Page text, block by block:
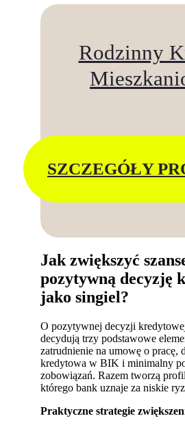
Rodzinny
SZCZEGÓŁY
Jak zwiększyć
pozytywną decyzję
jako singiel?
O pozytywnej decyzji
decydują trzy podstawowe
zatrudnienie na umowę o pracę,
kredytowa w BIK i minimalny
zobowiązań. Razem tworzą
którego bank uznaje za niskie
Praktyczne strategie